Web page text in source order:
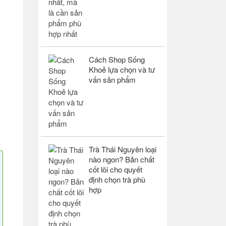
Cách Shop Sống
Khoẻ lựa chọn và tư
vấn sản phẩm
Trà Thái Nguyên loại
nào ngon? Bản chất
cốt lõi cho quyết
định chọn trà phù
hợp